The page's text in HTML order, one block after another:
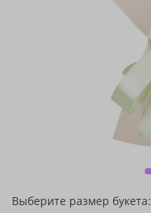
Выберите размер букета: